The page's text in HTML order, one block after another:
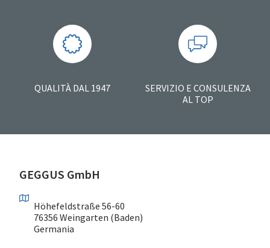
QUALITÀ DAL 1947
SERVIZIO E CONSULENZA
AL TOP
GEGGUS GmbH
Höhefeldstraße 56-60
76356 Weingarten (Baden)
Germania